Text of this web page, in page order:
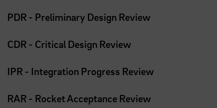
PDR - Preliminary Design Review
CDR - Critical Design Review
IPR - Integration Progress Review
RAR - Rocket Acceptance Review